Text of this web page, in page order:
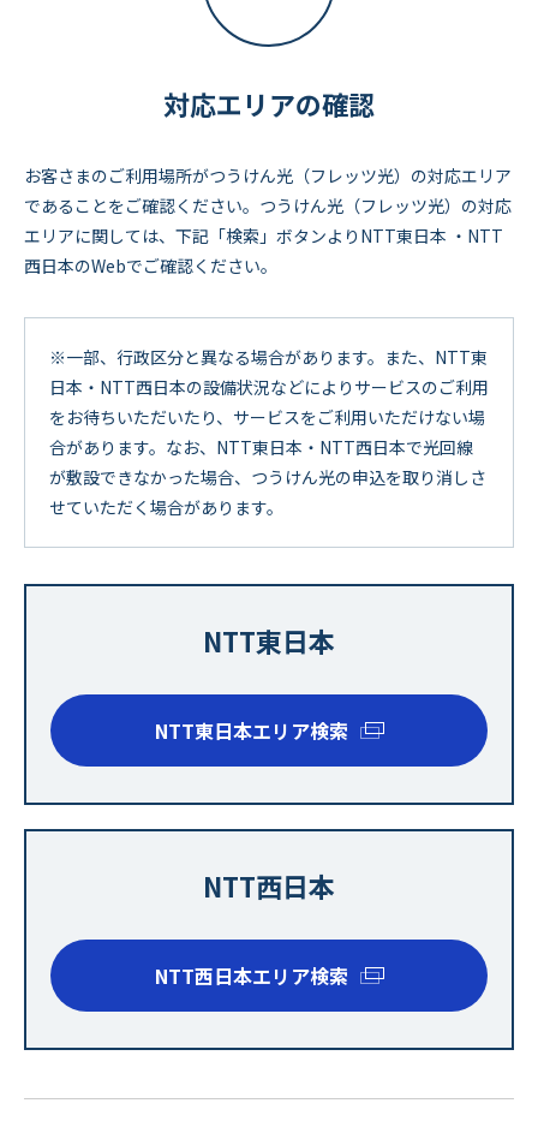
対応エリアの確認
お客さまのご利用場所がつうけん光（フレッツ光）の対応エリア
であることをご確認ください。つうけん光（フレッツ光）の対応
エリアに関しては、下記「検索」ボタンよりNTT東日本 ・NTT
西日本のWebでご確認ください。
※一部、行政区分と異なる場合があります。また、NTT東
日本・NTT西日本の設備状況などによりサービスのご利用
をお待ちいただいたり、サービスをご利用いただけない場
合があります。なお、NTT東日本・NTT西日本で光回線
が敷設できなかった場合、つうけん光の申込を取り消しさ
せていただく場合があります。
NTT東日本
NTT東日本エリア検索
NTT西日本
NTT西日本エリア検索